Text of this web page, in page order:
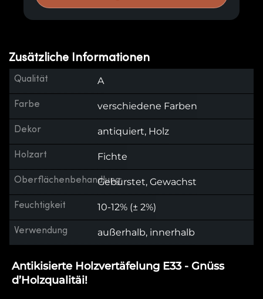
Zusätzliche Informationen
Qualität A
Farbe verschiedene Farben
Dekor antiquiert, Holz
Holzart Fichte
OberflächenbehandlungGebürstet, Gewachst
Feuchtigkeit 10-12% (± 2%)
Verwendung außerhalb, innerhalb
Antikisierte Holzvertäfelung E33 - Gnüss
d’Holzqualitäi!